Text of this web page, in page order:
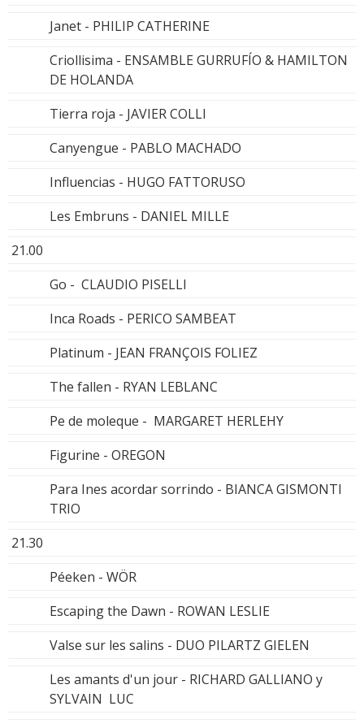
Janet - PHILIP CATHERINE
Criollisima - ENSAMBLE GURRUFÍO & HAMILTON
DE HOLANDA
Tierra roja - JAVIER COLLI
Canyengue - PABLO MACHADO
Influencias - HUGO FATTORUSO
Les Embruns - DANIEL MILLE
21.00
Go - CLAUDIO PISELLI
Inca Roads - PERICO SAMBEAT
Platinum - JEAN FRANÇOIS FOLIEZ
The fallen - RYAN LEBLANC
Pe de moleque - MARGARET HERLEHY
Figurine - OREGON
Para Ines acordar sorrindo - BIANCA GISMONTI
TRIO
21.30
Péeken - WÖR
Escaping the Dawn - ROWAN LESLIE
Valse sur les salins - DUO PILARTZ GIELEN
Les amants d'un jour - RICHARD GALLIANO y
SYLVAIN LUC